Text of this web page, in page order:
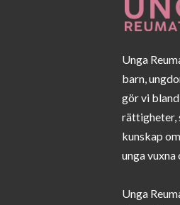
Unga
barn,
gör vi
rättigheter,
kunskap
unga
Unga